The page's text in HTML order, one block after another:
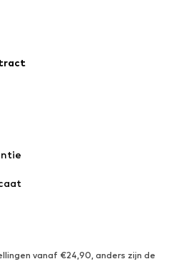
Rokken
Enkellaarsjes
vanaf €24,90, anders zijn de